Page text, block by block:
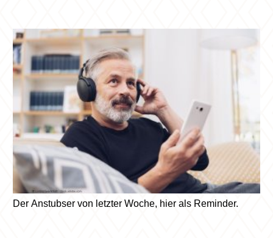
Der Anstubser von letzter Woche, hier als Reminder.